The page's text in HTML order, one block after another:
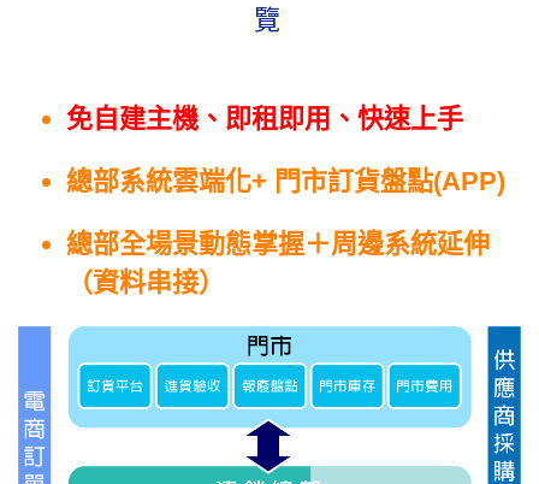
覽
免自建主機、 即租即用 、快速上手
總部系統雲端化+ 門市訂貨盤點(APP)
總部全場景動態掌握＋周邊系統延伸
（資料串接）